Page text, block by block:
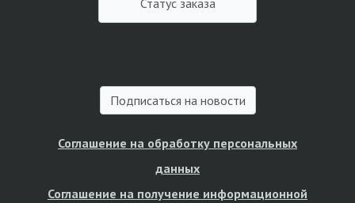
Подписаться на новости
Соглашение на обработку персональных
данных
Соглашение на получение информационной